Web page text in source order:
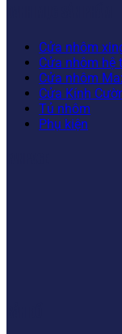
Cửa nhôm
Cửa nhôm hệ
Cửa nhôm
Cửa Kính
Tủ nhôm
Phụ kiện